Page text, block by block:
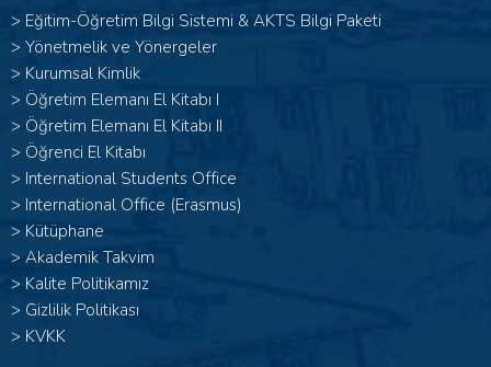
> Eğitim-Öğretim Bilgi Sistemi & AKTS Bilgi Paketi
> Yönetmelik ve Yönergeler
> Kurumsal Kimlik
> Öğretim Elemanı El Kitabı I
> Öğretim Elemanı El Kitabı II
> Öğrenci El Kitabı
> International Students Office
> International Office (Erasmus)
> Kütüphane
> Akademik Takvim
> Kalite Politikamız
> Gizlilik Politikası
> KVKK